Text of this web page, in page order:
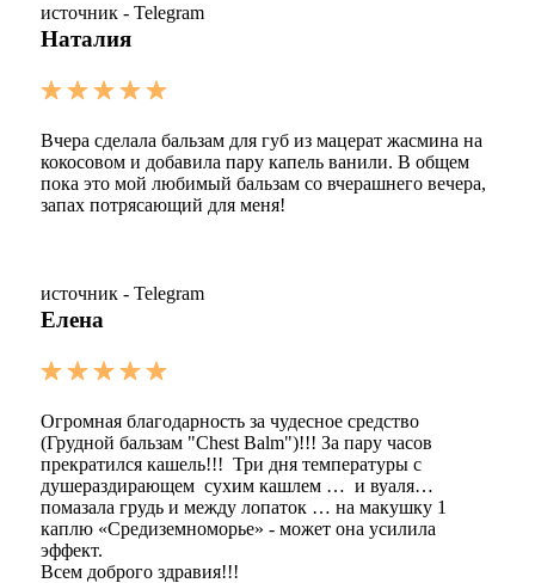
источник - Telegram
Наталия
Вчера сделала бальзам для губ из мацерат жасмина на
кокосовом и добавила пару капель ванили. В общем
пока это мой любимый бальзам со вчерашнего вечера,
запах потрясающий для меня!
источник - Telegram
Елена
Огромная благодарность за чудесное средство
(Грудной бальзам "Chest Balm")!!! За пару часов
прекратился кашель!!! Три дня температуры с
душераздирающем сухим кашлем … и вуаля…
помазала грудь и между лопаток … на макушку 1
каплю «Средиземноморье» - может она усилила
эффект.
Всем доброго здравия!!!